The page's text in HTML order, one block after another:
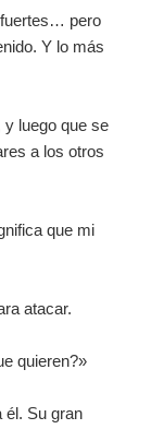
pero
Y lo más
y luego que se
a los otros
que mi
atacar.
quieren?»
él. Su gran